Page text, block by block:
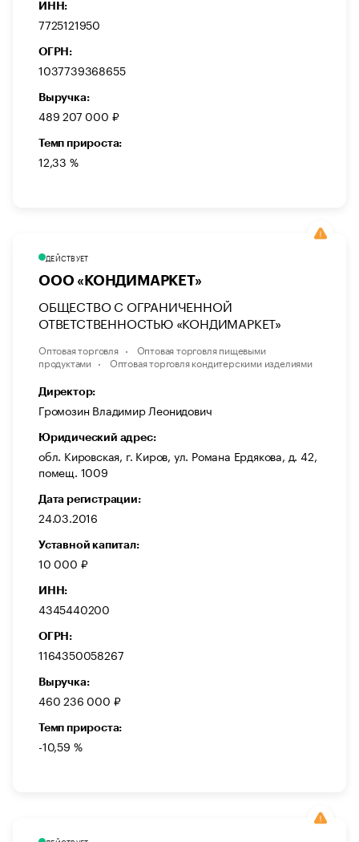
ИНН:
7725121950
ОГРН:
1037739368655
Выручка:
489 207 000 ₽
Темп прироста:
12,33 %
ДЕЙСТВУЕТ
ООО «КОНДИМАРКЕТ»
ОБЩЕСТВО С ОГРАНИЧЕННОЙ
ОТВЕТСТВЕННОСТЬЮ «КОНДИМАРКЕТ»
Оптовая торговля
Оптовая торговля пищевыми
продуктами
Оптовая торговля кондитерскими изделиями
Директор:
Громозин Владимир Леонидович
Юридический адрес:
обл. Кировская, г. Киров, ул. Романа Ердякова, д. 42,
помещ. 1009
Дата регистрации:
24.03.2016
Уставной капитал:
10 000 ₽
ИНН:
4345440200
ОГРН:
1164350058267
Выручка:
460 236 000 ₽
Темп прироста:
-10,59 %